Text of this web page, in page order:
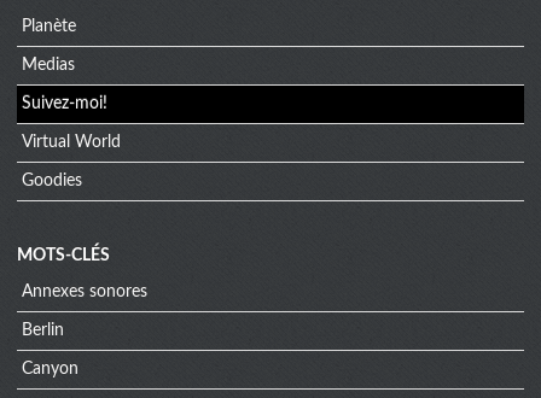
Planète
Medias
Suivez-moi!
Virtual World
Goodies
MOTS-CLÉS
Annexes sonores
Berlin
Canyon